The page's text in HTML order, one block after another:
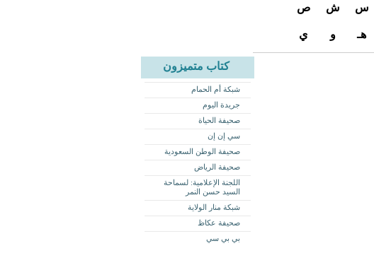
س ش ص
هـ و ي
كتاب متميزون
شبكة أم الحمام
جريدة اليوم
صحيفة الحياة
سي إن إن
صحيفة الوطن السعودية
صحيفة الرياض
اللجنة الإعلامية: لسماحة
السيد حسن النمر
شبكة منار الولاية
صحيفة عكاظ
بي بي سي